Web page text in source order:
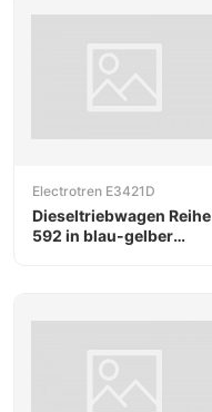
Electrotren E3421D
Dieseltriebwagen Reihe
592 in blau-gelber